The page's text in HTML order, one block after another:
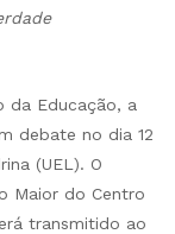
da Educação, a
debate no dia 12
(UEL). O
Maior do Centro
transmitido ao